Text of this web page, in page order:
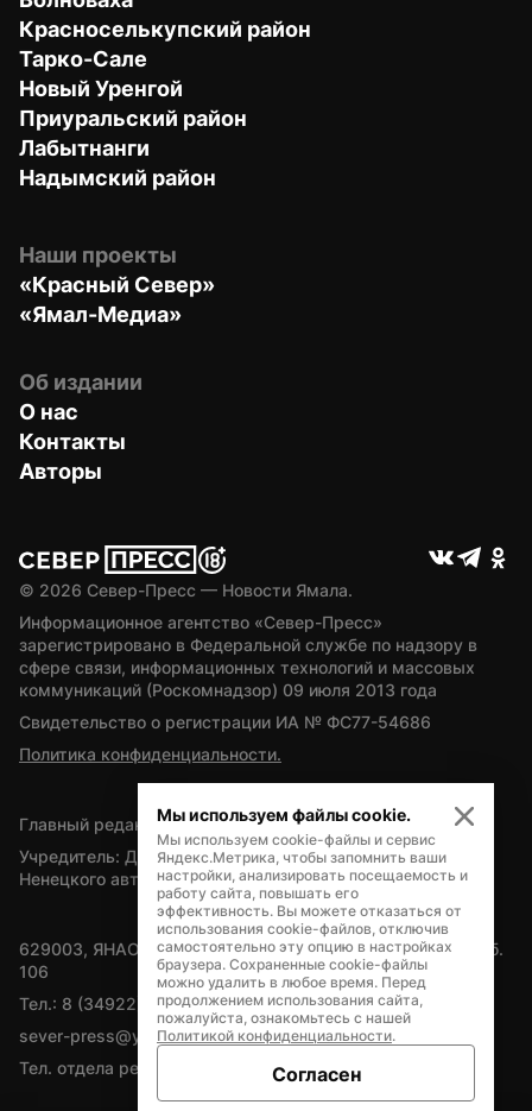
Красноселькупский район
Тарко-Сале
Новый Уренгой
Приуральский район
Лабытнанги
Надымский район
Наши проекты
«Красный Север»
«Ямал-Медиа»
Об издании
О нас
Контакты
Авторы
© 2026 Север-Пресс — Новости Ямала.
Информационное агентство «Север-Пресс»
зарегистрировано в Федеральной службе по надзору в
сфере связи, информационных технологий и массовых
коммуникаций (Роскомнадзор) 09 июля 2013 года
Свидетельство о регистрации ИА № ФС77-54686
Политика конфиденциальности.
Главный редактор — А.Л. Поздеев
Учредитель: Департамент внутренней политики Ямало-
Ненецкого автономного округа
629003, ЯНАО, Салехард, мкр. Богдана Кнунянца, д.1, каб.
106
Тел.: 8 (34922) 71262
sever-press@yamal-media.ru
Тел. отдела рекламы: 8 (34922) 42728
Мы используем файлы cookie.
Мы используем cookie-файлы и сервис
Яндекс.Метрика, чтобы запомнить ваши
настройки, анализировать посещаемость и
работу сайта, повышать его
эффективность. Вы можете отказаться от
использования cookie-файлов, отключив
самостоятельно эту опцию в настройках
браузера. Сохраненные cookie-файлы
можно удалить в любое время. Перед
продолжением использования сайта,
пожалуйста, ознакомьтесь с нашей
Политикой конфиденциальности.
Согласен